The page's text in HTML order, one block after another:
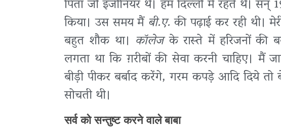
पिता जी इंजीनियर थे। हम दिल्ली में रहते थे। सन्
किया। उस समय मैंबी.ए.की पढ़ाई कर रही थी।
बहुत शौक था। कॉलेजके रास्ते में हरिजनों की
लगता था कि ग़रीबों की सेवा करनी चाहिए। मैं
बीड़ी पीकर बर्बाद करेंगे, गरम कपड़े आदि दिये
सोचती थी।
सर्व को सन्तुष्ट करने वाले बाबा